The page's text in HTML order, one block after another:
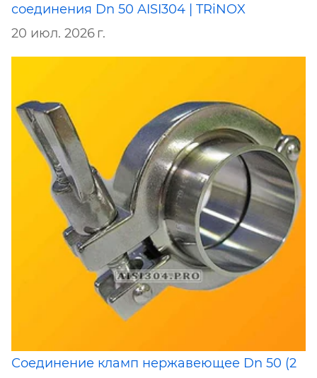
соединения Dn 50 AISI304 | TRiNOX
20 июл. 2026 г.
Соединение кламп нержавеющее Dn 50 (2